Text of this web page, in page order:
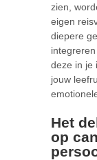
zien,
eigen
diepere
deze in je
jouw
Het
op